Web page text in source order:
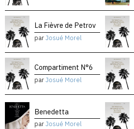
La Fièvre de Petrov
parJosué Morel
Compartiment N°6
parJosué Morel
Benedetta
parJosué Morel